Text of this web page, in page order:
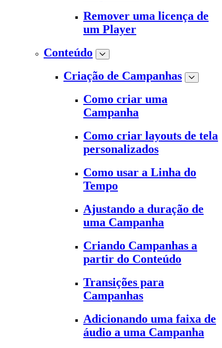
Remover uma licença de
um Player
Conteúdo
Criação de Campanhas
Como criar uma
Campanha
Como criar layouts de tela
personalizados
Como usar a Linha do
Tempo
Ajustando a duração de
uma Campanha
Criando Campanhas a
partir do Conteúdo
Transições para
Campanhas
Adicionando uma faixa de
áudio a uma Campanha